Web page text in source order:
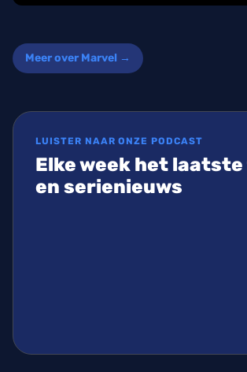
Meer over Marvel →
LUISTER NAAR ONZE PODCAST
Elke week het
en serienieuws